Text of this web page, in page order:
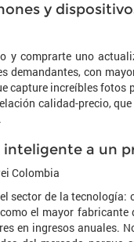
y
y comprarte uno
demandantes, con
capture increíbles fotos
calidad-precio,
a un
Colombia
sector de la
el mayor
en ingresos anuales.